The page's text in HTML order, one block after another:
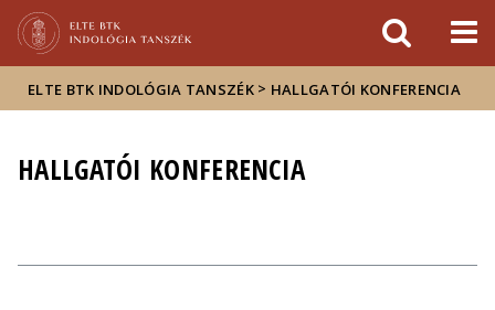
sajtóban
ELTE BTK INDOLÓGIA TANSZÉK > HALLGATÓI KONFERENCIA
HALLGATÓI KONFERENCIA